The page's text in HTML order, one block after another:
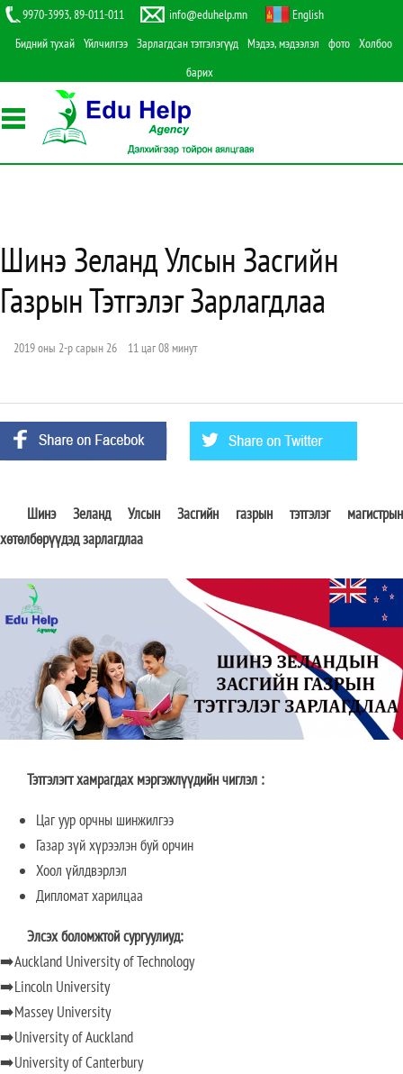
9970-3993, 89-011-011 info@eduhelp.mn
English
Бидний тухай Үйлчилгээ Зарлагдсан тэтгэлэгүүд Мэдээ, мэдээлэл фото Холбоо
барих
Шинэ Зеланд Улсын Засгийн
Газрын Тэтгэлэг Зарлагдлаа
2019 оны 2-р сарын 26 11 цаг 08 минут
Шинэ Зеланд Улсын Засгийн газрын тэтгэлэг магистрын
хөтөлбөрүүдэд зарлагдлаа
Тэтгэлэгт хамрагдах мэргэжлүүдийн чиглэл :
Цаг уур орчны шинжилгээ
Газар зүй хүрээлэн буй орчин
Хоол үйлдвэрлэл
Дипломат харилцаа
Элсэх боломжтой сургуулиуд:
➡️Auckland University of Technology
➡️Lincoln University
➡️Massey University
➡️University of Auckland
➡️University of Canterbury